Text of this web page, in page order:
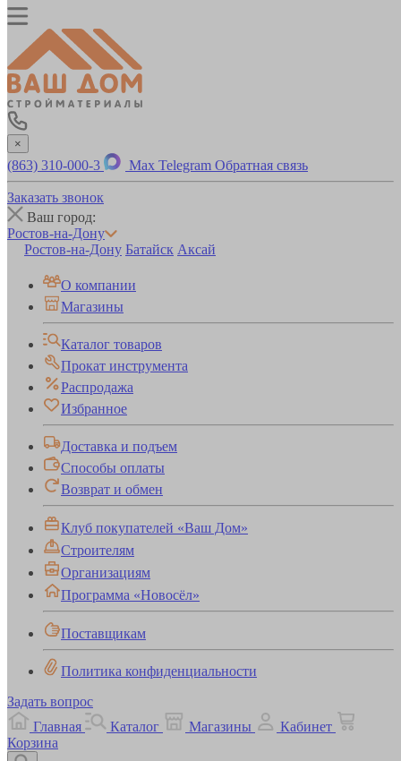
×
(863) 310-000-3 Max Telegram Обратная связь
Заказать звонок
Ваш город:
Ростов-на-Дону
Ростов-на-Дону Батайск Аксай
О компании
Магазины
Каталог товаров
Прокат инструмента
Распродажа
Избранное
Доставка и подъем
Способы оплаты
Возврат и обмен
Клуб покупателей «Ваш Дом»
Строителям
Организациям
Программа «Новосёл»
Поставщикам
Политика конфиденциальности
Задать вопрос
Главная
Каталог Магазины
Кабинет
Корзина